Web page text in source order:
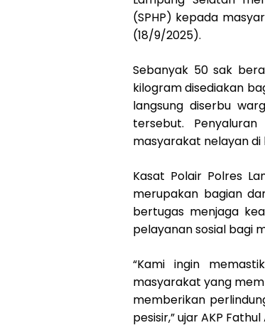
(SPHP) kepada
(18/9/2025).
Sebanyak 50 sak
kilogram disediakan
langsung diserbu
tersebut.
masyarakat nelayan
Kasat Polair Polres
merupakan bagian
bertugas menjaga
pelayanan sosial bagi
“Kami ingin
masyarakat yang
memberikan
pesisir,” ujar AKP Fathul